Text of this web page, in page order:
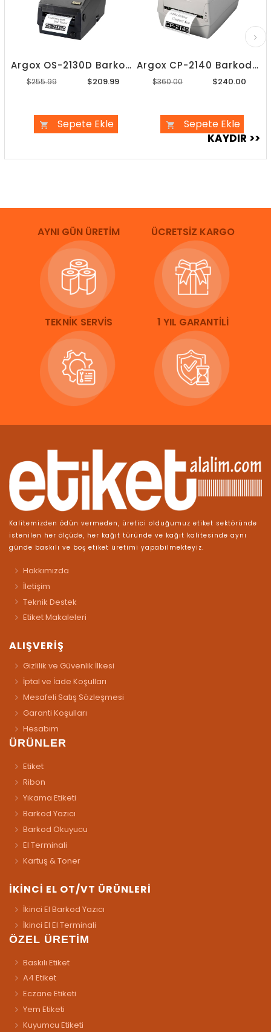
Argox OS-2130D Barkod Yazıcı
$209.99
$255.99
Sepete Ekle
Argox CP-2140 Barkod Yazıcı
$240.00
$360.00
Sepete Ekle
AYNI GÜN ÜRETİM ÜCRETSİZ KARGO
TEKNİK SERVİS 1 YIL GARANTİLİ
Kalitemizden ödün vermeden, üretici olduğumuz etiket sektöründe
istenilen her ölçüde, her kağıt türünde ve kağıt kalitesinde aynı
günde baskılı ve boş etiket üretimi yapabilmekteyiz.
Hakkımızda
İletişim
Teknik Destek
Etiket Makaleleri
ALIŞVERİŞ
Gizlilik ve Güvenlik İlkesi
İptal ve İade Koşulları
Mesafeli Satış Sözleşmesi
Garanti Koşulları
Hesabım
ÜRÜNLER
Etiket
Ribon
Yıkama Etiketi
Barkod Yazıcı
Barkod Okuyucu
El Terminali
Kartuş & Toner
İKİNCİ EL OT/VT ÜRÜNLERİ
İkinci El Barkod Yazıcı
İkinci El El Terminali
ÖZEL ÜRETİM
Baskılı Etiket
A4 Etiket
Eczane Etiketi
Yem Etiketi
Kuyumcu Etiketi